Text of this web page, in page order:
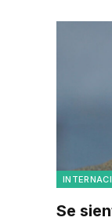
Se